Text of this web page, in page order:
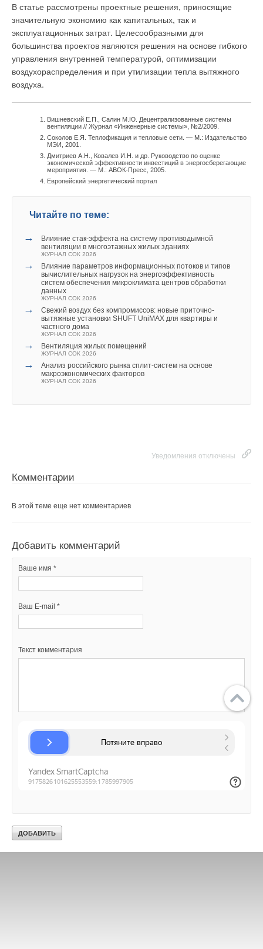
В статье рассмотрены проектные решения, приносящие
значительную экономию как капитальных, так и
эксплуатационных затрат. Целесообразными для
большинства проектов являются решения на основе гибкого
управления внутренней температурой, оптимизации
воздухораспределения и при утилизации тепла вытяжного
воздуха.
Вишневский Е.П., Салин М.Ю. Децентрализованные системы
вентиляции // Журнал «Инженерные системы», №2/2009.
Соколов Е.Я. Теплофикация и тепловые сети. — М.: Издательство
МЭИ, 2001.
Дмитриев А.Н., Ковалев И.Н. и др. Руководство по оценке
экономической эффективности инвестиций в энергосберегающие
мероприятия. — М.: АВОК-Пресс, 2005.
Европейский энергетический портал
Читайте по теме:
→
Влияние стак‑эффекта на систему противодымной
вентиляции в многоэтажных жилых зданиях
ЖУРНАЛ СОК 2026
→
Влияние параметров информационных потоков и типов
вычислительных нагрузок на энергоэффективность
систем обеспечения микроклимата центров обработки
данных
ЖУРНАЛ СОК 2026
→
Свежий воздух без компромиссов: новые приточно-
вытяжные установки SHUFT UniMAX для квартиры и
частного дома
ЖУРНАЛ СОК 2026
→ Вентиляция жилых помещений
ЖУРНАЛ СОК 2026
→
Анализ российского рынка сплит-систем на основе
макроэкономических факторов
ЖУРНАЛ СОК 2026
Уведомления отключены
Комментарии
В этой теме еще нет комментариев
Добавить комментарий
Ваше имя *
Ваш E-mail *
Текст комментария